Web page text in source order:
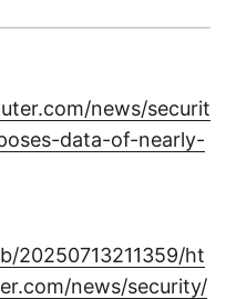
news/securit
data-of-nearly-
20250713211359/ht
news/security/